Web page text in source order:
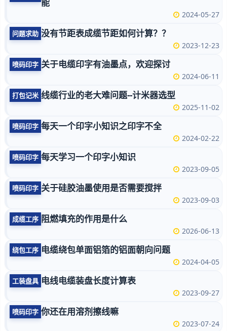
2024-05-27
问题求助 没有节距表成缆节距如何计算？？
2023-12-23
喷码印字 关于电缆印字有油墨点，欢迎探讨
2024-06-11
打包记米 线缆行业的老大难问题--计米器选型
2025-11-02
喷码印字 每天一个印字小知识之印字不全
2024-02-22
喷码印字 每天学习一个印字小知识
2023-09-05
喷码印字 关于硅胶油墨使用是否需要搅拌
2023-09-03
成缆工序 阻燃填充的作用是什么
2026-06-13
绕包工序 电缆绕包单面铝箔的铝面朝向问题
2024-04-05
工装盘具 电线电缆装盘长度计算表
2023-09-27
喷码印字 你还在用溶剂擦线嘛
2023-07-24